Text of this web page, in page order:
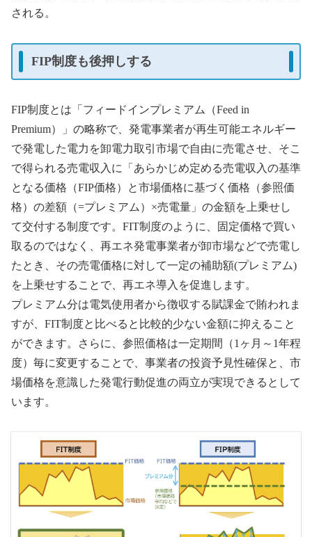
される。
FIP制度も後押しする
FIP制度とは「フィードインプレミアム（Feed in
Premium）」の略称で、発電事業者が再生可能エネルギー
で発電した電力を卸電力取引市場で自由に売電させ、そこ
で得られる売電収入に「あらかじめ定める売電収入の基準
となる価格（FIP価格）と市場価格に基づく価格（参照価
格）の差額（=プレミアム）×売電量」の金額を上乗せし
て交付する制度です。FIT制度のように、固定価格で買い
取るのではなく、再エネ発電事業者が卸市場などで売電し
たとき、その売電価格に対して一定の補助額(プレミアム)
を上乗せすることで、再エネ導入を促進します。
プレミアム分は電気使用者から徴収する賦課金で賄われま
すが、FIT制度と比べると比較的少ない金額に抑えること
ができます。さらに、参照価格は一定期間（1ヶ月～1年程
度）毎に変更することで、事業者の投資予見性確保と、市
場価格を意識した発電行動促進の両立が実現できるとして
います。